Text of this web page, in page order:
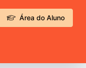
Área do Aluno